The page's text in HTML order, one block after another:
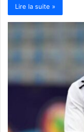
Lire la suite »